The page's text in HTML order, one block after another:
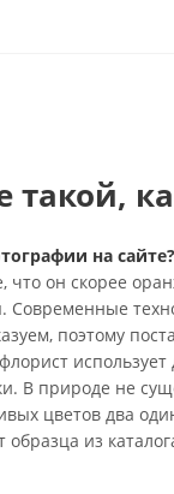
такой,
на
что он скорее
Современные
поэтому
В природе не
цветов два
образца из